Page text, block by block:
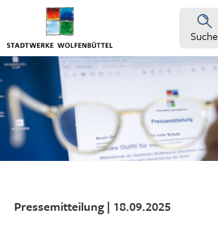
Suche
Pressemitteilung | 18.09.2025
Schrift vergrößern
Schrift verkleinern